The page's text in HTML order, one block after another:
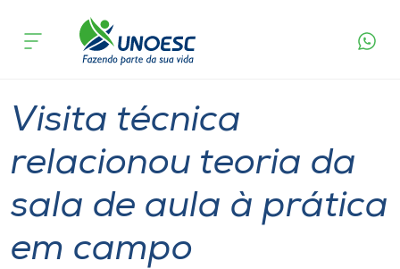
Cursos
Pesquisa
Atendimento ao Estudante
Portal de Ensino
acontece
Visita técnica
relacionou teoria da
sala de aula à prática
em campo